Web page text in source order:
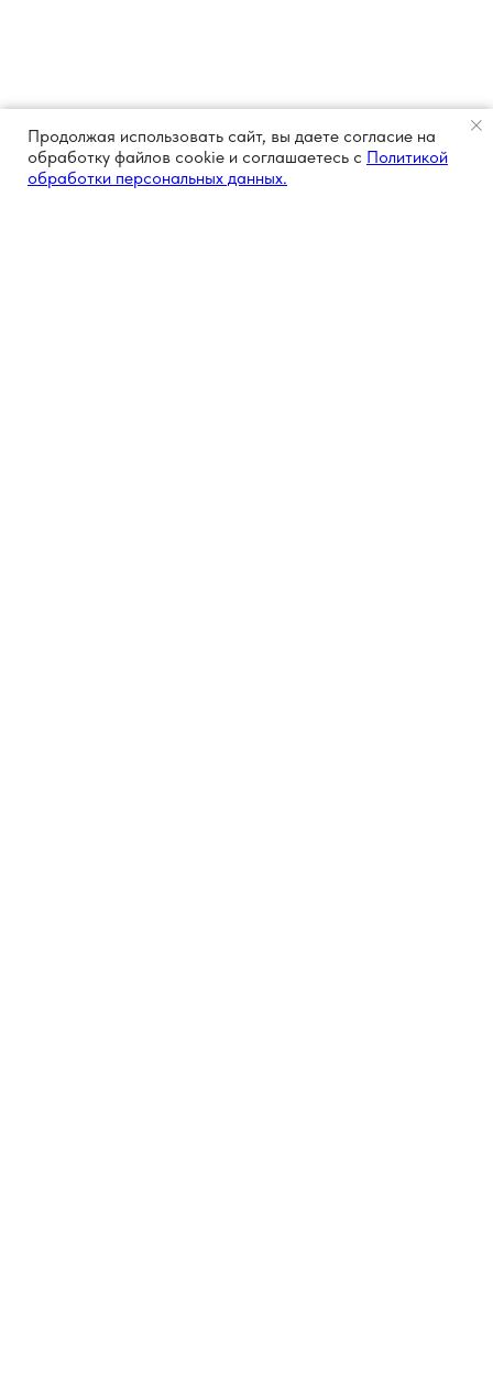
Продолжая использовать сайт, вы даете согласие на
обработку файлов cookie и соглашаетесь с Политикой
обработки персональных данных.